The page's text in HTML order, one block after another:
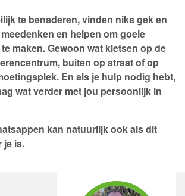
te benaderen, vinden niks gek en
en helpen om goeie
maken. Gewoon wat kletsen op de
buiten op straat of op
En als je hulp nodig hebt,
wat verder met jou persoonlijk in
kan natuurlijk ook als dit
je is.